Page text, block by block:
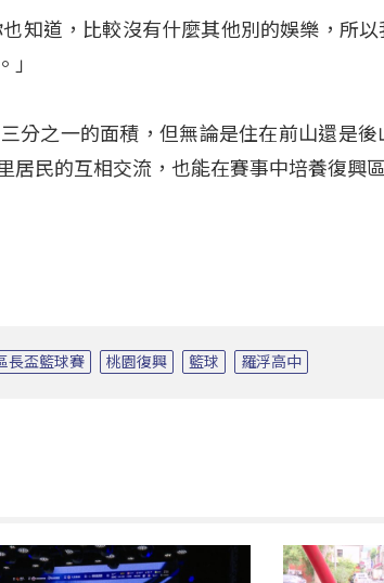
知道，比較沒有什麼其他別的娛樂，所
」
分之一的面積，但無論是住在前山還是
居民的互相交流，也能在賽事中培養復興
長盃籃球賽 桃園復興 籃球 羅浮高中